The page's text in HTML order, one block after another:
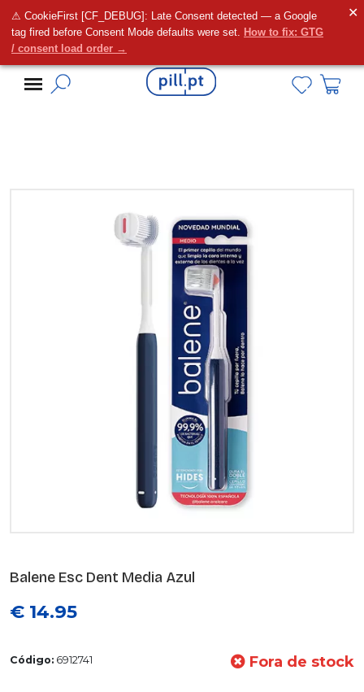
⚠ CookieFirst [CF_DEBUG]: Late Consent detected — a Google
tag fired before Consent Mode defaults were set. How to fix: GTG
/ consent load order →
✕
Alguma dúvida?
Balene Esc Dent Media Azul
€ 14.95
Código: 6912741 Fora de stock